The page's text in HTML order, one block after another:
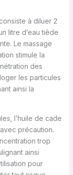
à diluer 2
litre d’eau tiède
Le massage
stimule la
des
les particules
ainsi la
l’huile de cade
précaution.
trop
ainsi
pour